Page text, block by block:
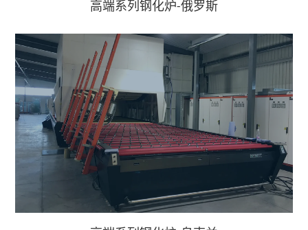
高端系列钢化炉-俄罗斯